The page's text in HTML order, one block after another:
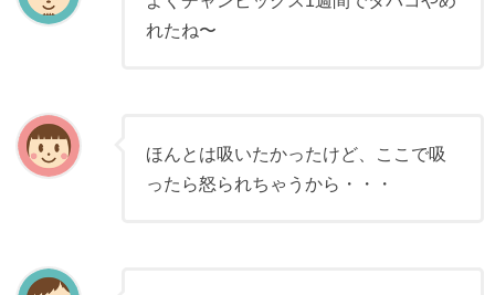
れたね〜
ほんとは吸いたかったけど、ここで吸
ったら怒られちゃうから・・・